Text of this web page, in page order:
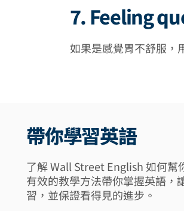
7. Feeling
如果是感覺胃不舒服，
帶你學習英語
了解 Wall Street English 如何幫
有效的教學方法帶你掌握英語，
習，並保證看得見的進步。